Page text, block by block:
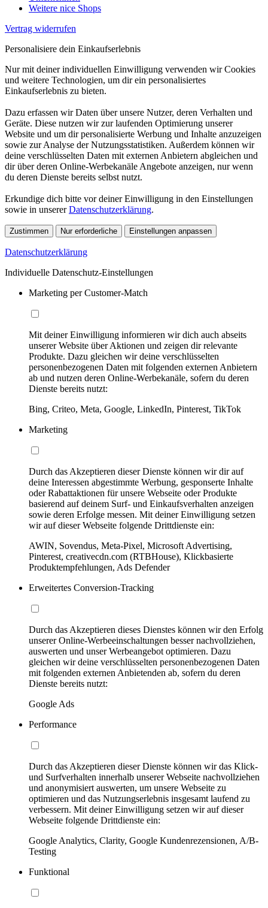
Weitere nice Shops
Vertrag widerrufen
Personalisiere dein Einkaufserlebnis
Nur mit deiner individuellen Einwilligung verwenden wir Cookies
und weitere Technologien, um dir ein personalisiertes
Einkaufserlebnis zu bieten.
Dazu erfassen wir Daten über unsere Nutzer, deren Verhalten und
Geräte. Diese nutzen wir zur laufenden Optimierung unserer
Website und um dir personalisierte Werbung und Inhalte anzuzeigen
sowie zur Analyse der Nutzungsstatistiken. Außerdem können wir
deine verschlüsselten Daten mit externen Anbietern abgleichen und
dir über deren Online-Werbekanäle Angebote anzeigen, nur wenn
du deren Dienste bereits selbst nutzt.
Erkundige dich bitte vor deiner Einwilligung in den Einstellungen
sowie in unsererDatenschutzerklärung.
Zustimmen Nur erforderliche Einstellungen anpassen
Datenschutzerklärung
Individuelle Datenschutz-Einstellungen
Marketing per Customer-Match
Mit deiner Einwilligung informieren wir dich auch abseits
unserer Website über Aktionen und zeigen dir relevante
Produkte. Dazu gleichen wir deine verschlüsselten
personenbezogenen Daten mit folgenden externen Anbietern
ab und nutzen deren Online-Werbekanäle, sofern du deren
Dienste bereits nutzt:
Bing, Criteo, Meta, Google, LinkedIn, Pinterest, TikTok
Marketing
Durch das Akzeptieren dieser Dienste können wir dir auf
deine Interessen abgestimmte Werbung, gesponserte Inhalte
oder Rabattaktionen für unsere Webseite oder Produkte
basierend auf deinem Surf- und Einkaufsverhalten anzeigen
sowie deren Erfolge messen. Mit deiner Einwilligung setzen
wir auf dieser Webseite folgende Drittdienste ein:
AWIN, Sovendus, Meta-Pixel, Microsoft Advertising,
Pinterest, creativecdn.com (RTBHouse), Klickbasierte
Produktempfehlungen, Ads Defender
Erweitertes Conversion-Tracking
Durch das Akzeptieren dieses Dienstes können wir den Erfolg
unserer Online-Werbeeinschaltungen besser nachvollziehen,
auswerten und unser Werbeangebot optimieren. Dazu
gleichen wir deine verschlüsselten personenbezogenen Daten
mit folgenden externen Anbietenden ab, sofern du deren
Dienste bereits nutzt:
Google Ads
Performance
Durch das Akzeptieren dieser Dienste können wir das Klick-
und Surfverhalten innerhalb unserer Webseite nachvollziehen
und anonymisiert auswerten, um unsere Webseite zu
optimieren und das Nutzungserlebnis insgesamt laufend zu
verbessern. Mit deiner Einwilligung setzen wir auf dieser
Webseite folgende Drittdienste ein:
Google Analytics, Clarity, Google Kundenrezensionen, A/B-
Testing
Funktional